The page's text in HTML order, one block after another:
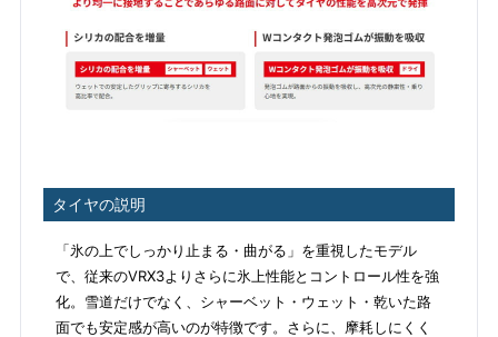
タイヤの説明
「氷の上でしっかり止まる・曲がる」を重視したモデル
で、従来のVRX3よりさらに氷上性能とコントロール性を強
化。雪道だけでなく、シャーベット・ウェット・乾いた路
面でも安定感が高いのが特徴です。さらに、摩耗しにくく